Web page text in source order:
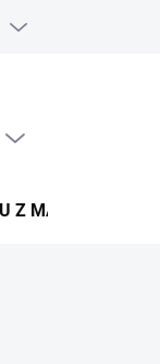
zásilky
Z MASIVU